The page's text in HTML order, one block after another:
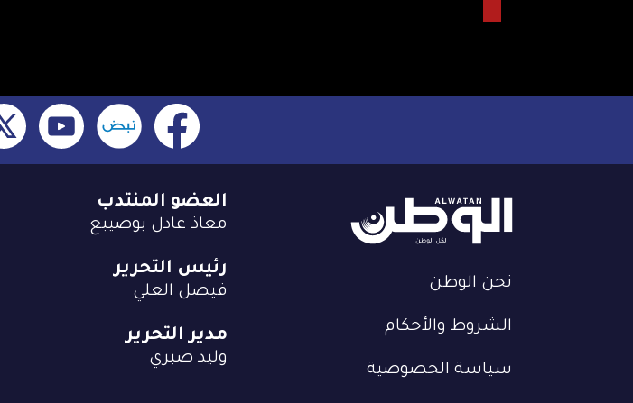
نحن الوطن
الشروط والأحكام
سياسة الخصوصية
العضو المنتدب
معاذ عادل بوصيبع
رئيس التحرير
فيصل العلي
مدير التحرير
وليد صبري